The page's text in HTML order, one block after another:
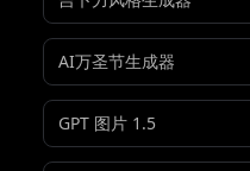
AI万圣节生成器
GPT 图片 1.5